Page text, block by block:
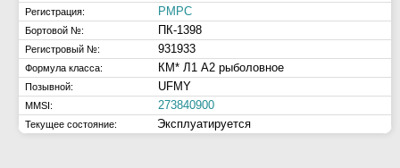
Регистрация: РМРС
Бортовой №: ПК-1398
Регистровый №: 931933
Формула класса: КМ* Л1 А2 рыболовное
Позывной: UFMY
MMSI: 273840900
Текущее состояние: Эксплуатируется